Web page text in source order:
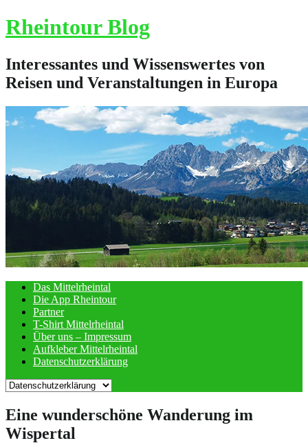
Skip
to
Rheintour Blog
Interessantes und Wissenswertes von
Reisen und Veranstaltungen in Europa
Das Mittelrheintal
Die App Rheintour
Partner
T-Shirt Mittelrheintal
Über uns – Impressum
Aufkleber Mittelrheintal
Datenschutzerklärung
Eine wunderschöne Wanderung im
Wispertal